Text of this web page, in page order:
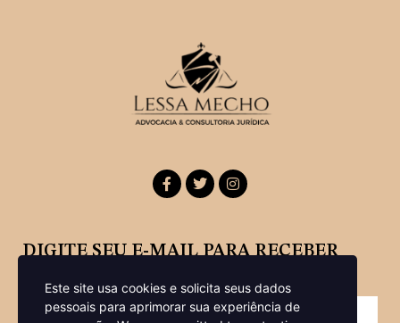
DIGITE SEU E-MAIL PARA RECEBER
Este site usa cookies e solicita seus dados
pessoais para aprimorar sua experiência de